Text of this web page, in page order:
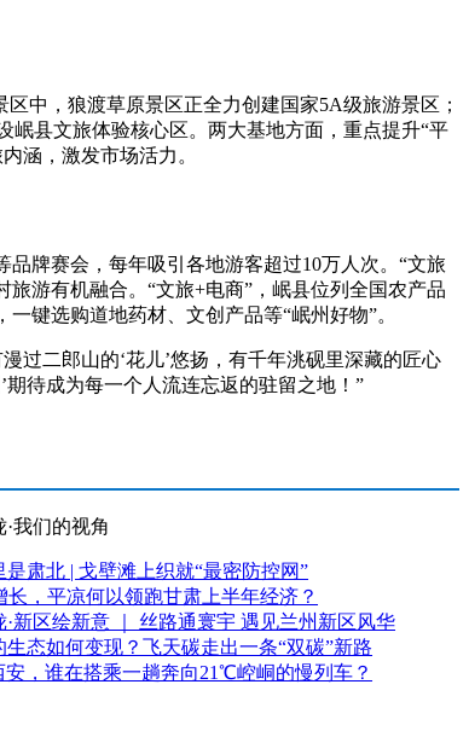
中，狼渡草原景区正全力创建国家5A级旅游景区；
县文旅体验核心区。两大基地方面，重点提升“平
涵，激发市场活力。
牌赛会，每年吸引各地游客超过10万人次。“文旅
游有机融合。“文旅+电商”，岷县位列全国农产品
键选购道地药材、文创产品等“岷州好物”。
二郎山的‘花儿’悠扬，有千年洮砚里深藏的匠心
待成为每一个人流连忘返的驻留之地！”
我们的视角
是肃北 | 戈壁滩上织就“最密防控网”
长，平凉何以领跑甘肃上半年经济？
·新区绘新意 ｜ 丝路通寰宇 遇见兰州新区风华
生态如何变现？飞天碳走出一条“双碳”新路
，谁在搭乘一趟奔向21℃崆峒的慢列车？